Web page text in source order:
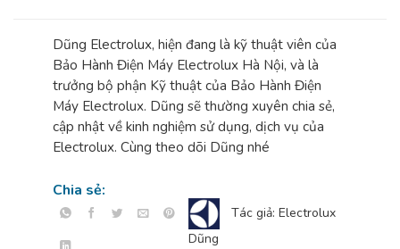
Dũng Electrolux, hiện đang là kỹ thuật viên của
Bảo Hành Điện Máy Electrolux Hà Nội, và là
trưởng bộ phận Kỹ thuật của Bảo Hành Điện
Máy Electrolux. Dũng sẽ thường xuyên chia sẻ,
cập nhật về kinh nghiệm sử dụng, dịch vụ của
Electrolux. Cùng theo dõi Dũng nhé
Chia sẻ:
Tác giả: Electrolux
Dũng